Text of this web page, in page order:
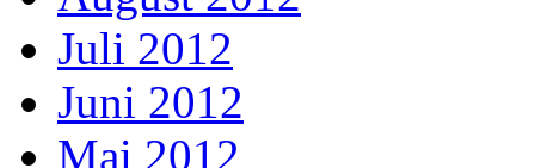
Juli 2012
Juni 2012
Mai 2012